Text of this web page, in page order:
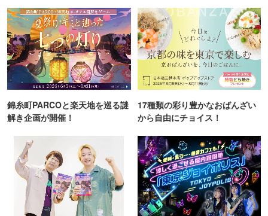
錦糸町PARCOと楽天地を巡る謎
解き企画が開催！
17種類の彩り豊かなおばんざい
から自由にチョイス！